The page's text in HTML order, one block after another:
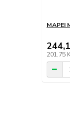
MAPEI
201,75